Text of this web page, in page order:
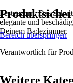
Festgezurrt: Das
elegante und
Deinem Badezimmer.
Bereich überspringen
Verantwortlich für
Weitere